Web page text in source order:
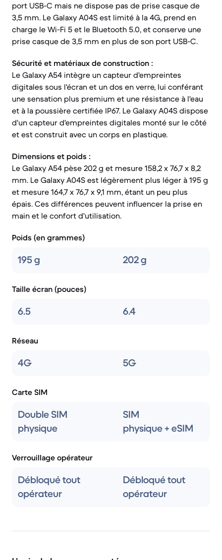
port USB-C mais ne dispose pas de prise casque de
3,5 mm. Le Galaxy A04S est limité à la 4G, prend en
charge le Wi-Fi 5 et le Bluetooth 5.0, et conserve une
prise casque de 3,5 mm en plus de son port USB-C.
Sécurité et matériaux de construction :
Le Galaxy A54 intègre un capteur d'empreintes
digitales sous l'écran et un dos en verre, lui conférant
une sensation plus premium et une résistance à l'eau
et à la poussière certifiée IP67. Le Galaxy A04S dispose
d'un capteur d'empreintes digitales monté sur le côté
et est construit avec un corps en plastique.
Dimensions et poids :
Le Galaxy A54 pèse 202 g et mesure 158,2 x 76,7 x 8,2
mm. Le Galaxy A04S est légèrement plus léger à 195 g
et mesure 164,7 x 76,7 x 9,1 mm, étant un peu plus
épais. Ces différences peuvent influencer la prise en
main et le confort d'utilisation.
Poids (en grammes)
195 g 202 g
Taille écran (pouces)
6.5 6.4
Réseau
4G 5G
Carte SIM
Double SIM
physique
SIM
physique + eSIM
Verrouillage opérateur
Débloqué tout
opérateur
Débloqué tout
opérateur